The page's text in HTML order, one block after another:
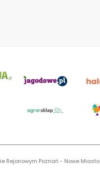
Rejonowym Poznań - Nowe